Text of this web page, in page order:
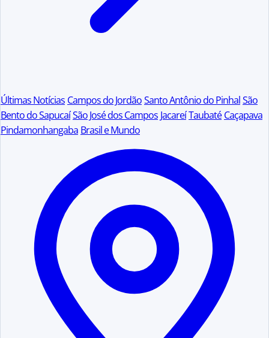
Últimas Notícias Campos do JordãoSanto Antônio do PinhalSão
Bento do SapucaíSão José dos Campos JacareíTaubaté Caçapava
Pindamonhangaba Brasil e Mundo